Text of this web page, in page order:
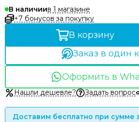
В наличиив 1 магазине
+7 бонусов за покупку
В корзину
Заказ в один
Оформить в
Нашли дешевле? Задать вопрос
Доставим бесплатно при сумме